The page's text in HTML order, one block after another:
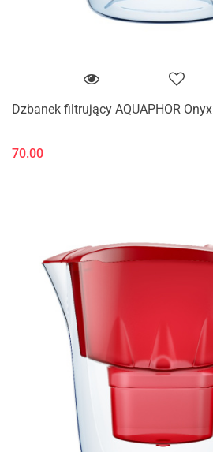
Dzbanek filtrujący AQUAPHOR Onyx
70.00